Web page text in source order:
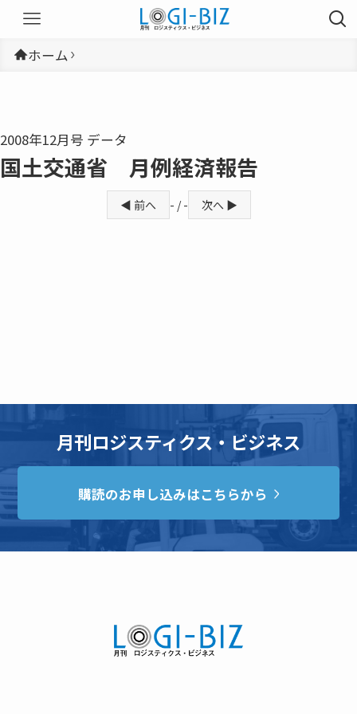
ホーム
2008年12月号 データ
国土交通省 月例経済報告
◀ 前へ - / - 次へ ▶
月刊ロジスティクス・ビジネス
購読のお申し込みはこちらから